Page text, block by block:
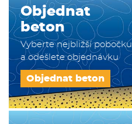
Objednat
beton
Vyberte nejbližší pobočku
a odešlete objednávku
Objednat beton